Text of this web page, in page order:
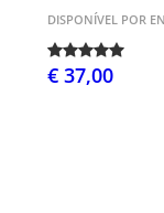
DISPONÍVEL POR
€ 37,00